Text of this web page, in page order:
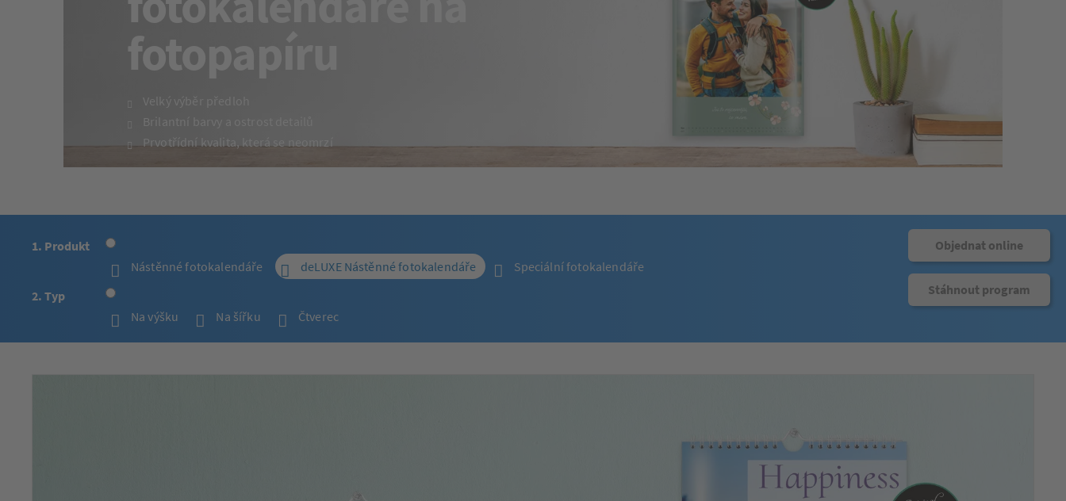
fotopapíru
Velký výběr předloh
Brilantní barvy a ostrost detailů
Prvotřídní kvalita, která se neomrzí
1. Produkt
Nástěnné fotokalendáře
deLUXE Nástěnné fotokalendáře
Speciální fotokalendáře
2. Typ
Na výšku
Na šířku Čtverec
Objednat online
Stáhnout program